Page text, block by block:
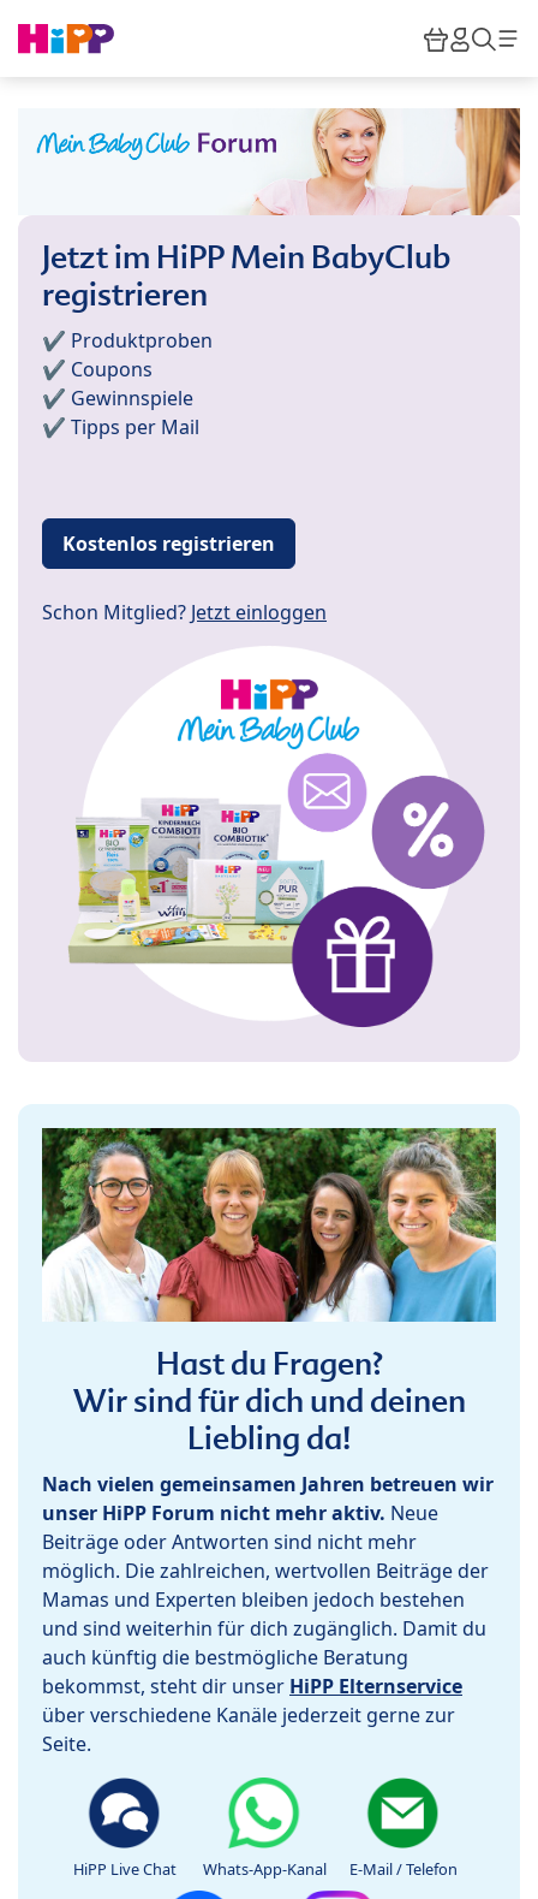
HiPP
Jetzt im HiPP Mein BabyClub
registrieren
✔️ Produktproben
✔️ Coupons
✔️ Gewinnspiele
✔️ Tipps per Mail
Kostenlos registrieren
Schon Mitglied? Jetzt einloggen
Hast du Fragen?
Wir sind für dich und deinen
Liebling da!
Nach vielen gemeinsamen Jahren betreuen wir
unser HiPP Forum nicht mehr aktiv. Neue
Beiträge oder Antworten sind nicht mehr
möglich. Die zahlreichen, wertvollen Beiträge der
Mamas und Experten bleiben jedoch bestehen
und sind weiterhin für dich zugänglich. Damit du
auch künftig die bestmögliche Beratung
bekommst, steht dir unser HiPP Elternservice
über verschiedene Kanäle jederzeit gerne zur
Seite.
HiPP Live Chat Whats-App-Kanal E-Mail / Telefon